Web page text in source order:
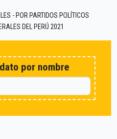
- POR PARTIDOS POLÍTICOS
DEL PERÚ 2021
por nombre